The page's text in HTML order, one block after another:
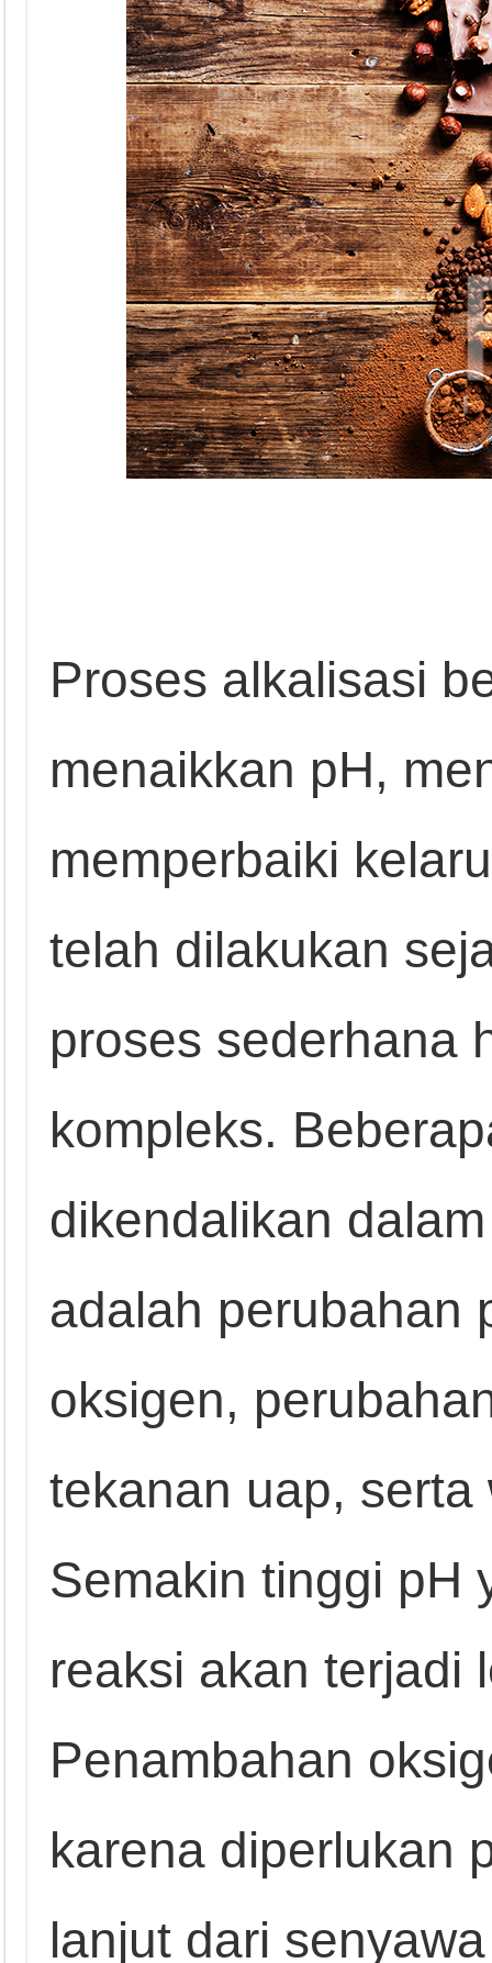
Proses alkalisasi
menaikkan pH,
memperbaiki
telah dilakukan
proses sederhana
kompleks.
dikendalikan
adalah perubahan
oksigen,
tekanan uap, serta
Semakin tinggi pH
reaksi akan terjadi
Penambahan
karena diperlukan
lanjut dari